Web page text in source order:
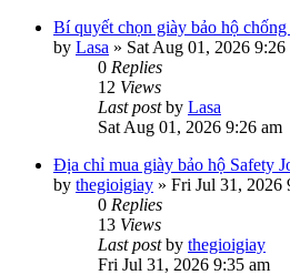
Bí quyết chọn giày bảo hộ
by Lasa » Sat Aug 01, 2026 9:26
0 Replies
12 Views
Last postby Lasa
Sat Aug 01, 2026 9:26 am
Địa chỉ mua giày bảo hộ Safety
by thegioigiay » Fri Jul 31, 2026
0 Replies
13 Views
Last postby thegioigiay
Fri Jul 31, 2026 9:35 am